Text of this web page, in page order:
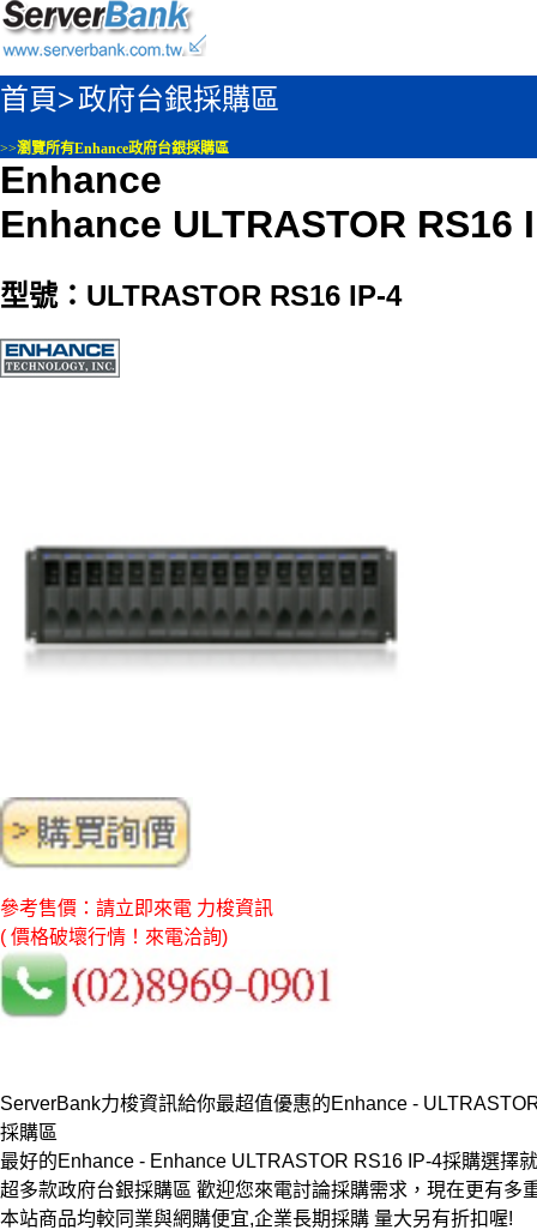
首頁>政府台銀採購區
>>瀏覽所有Enhance政府台銀採購區
Enhance
Enhance ULTRASTOR RS16
型號：ULTRASTOR RS16 IP-4
參考售價：請立即來電 力梭資訊
( 價格破壞行情！來電洽詢)
ServerBank力梭資訊給你最超值優惠的Enhance -
採購區
最好的Enhance - Enhance ULTRASTOR RS16 IP-4採購選擇
超多款政府台銀採購區 歡迎您來電討論採購需求，現在更有多
本站商品均較同業與網購便宜,企業長期採購 量大另有折扣喔!